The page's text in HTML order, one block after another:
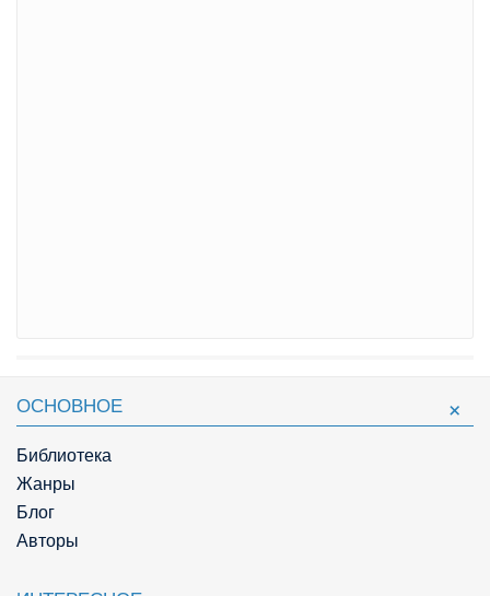
ОСНОВНОЕ
Библиотека
Жанры
Блог
Авторы